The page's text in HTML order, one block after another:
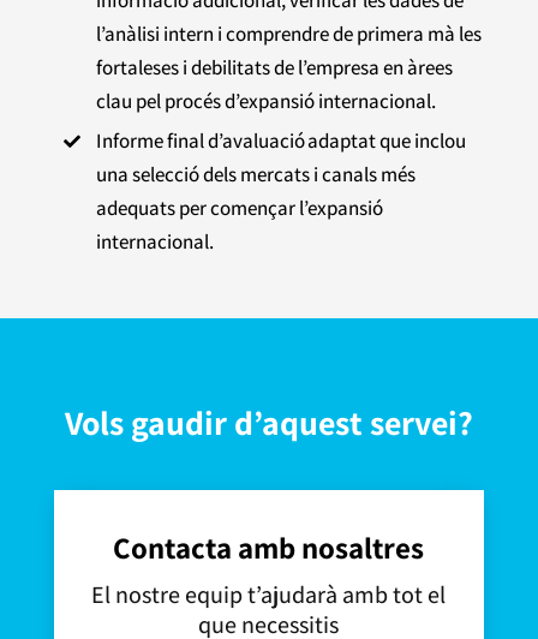
l’anàlisi intern i comprendre de primera mà les
fortaleses i debilitats de l’empresa en àrees
clau pel procés d’expansió internacional.

Informe final d’avaluació adaptat que inclou
una selecció dels mercats i canals més
adequats per començar l’expansió
internacional.
Vols gaudir d’aquest servei?
Contacta amb nosaltres
El nostre equip t’ajudarà amb tot el
que necessitis